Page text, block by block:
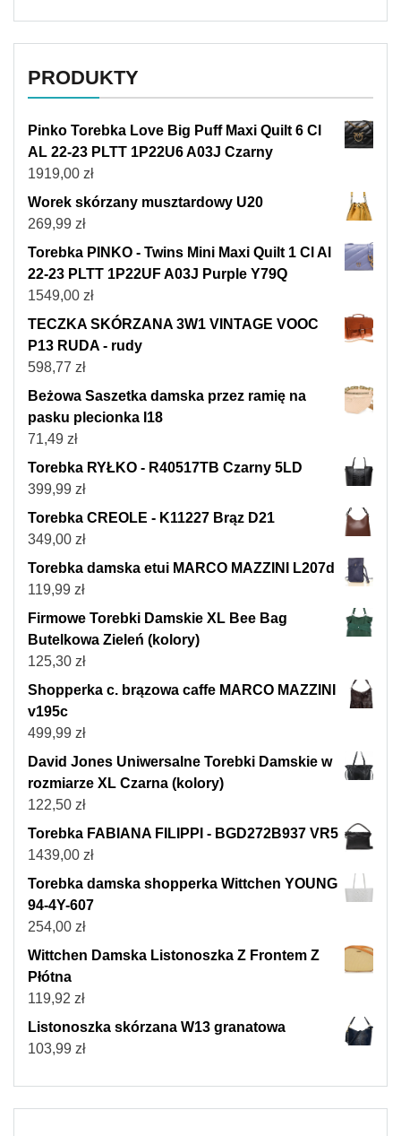
PRODUKTY
Pinko Torebka Love Big Puff Maxi Quilt 6 Cl
AL 22-23 PLTT 1P22U6 A03J Czarny
1919,00 zł
Worek skórzany musztardowy U20
269,99 zł
Torebka PINKO - Twins Mini Maxi Quilt 1 Cl Al
22-23 PLTT 1P22UF A03J Purple Y79Q
1549,00 zł
TECZKA SKÓRZANA 3W1 VINTAGE VOOC
P13 RUDA - rudy
598,77 zł
Beżowa Saszetka damska przez ramię na
pasku plecionka I18
71,49 zł
Torebka RYŁKO - R40517TB Czarny 5LD
399,99 zł
Torebka CREOLE - K11227 Brąz D21
349,00 zł
Torebka damska etui MARCO MAZZINI L207d
119,99 zł
Firmowe Torebki Damskie XL Bee Bag
Butelkowa Zieleń (kolory)
125,30 zł
Shopperka c. brązowa caffe MARCO MAZZINI
v195c
499,99 zł
David Jones Uniwersalne Torebki Damskie w
rozmiarze XL Czarna (kolory)
122,50 zł
Torebka FABIANA FILIPPI - BGD272B937 VR5
1439,00 zł
Torebka damska shopperka Wittchen YOUNG
94-4Y-607
254,00 zł
Wittchen Damska Listonoszka Z Frontem Z
Płótna
119,92 zł
Listonoszka skórzana W13 granatowa
103,99 zł